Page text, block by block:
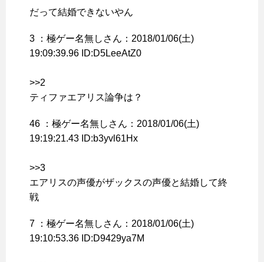
だって結婚できないやん
3 ： 極ゲー名無しさん ：2018/01/06(土)
19:09:39.96 ID:D5LeeAtZ0
>>2
ティファエアリス論争は？
46 ： 極ゲー名無しさん ：2018/01/06(土)
19:19:21.43 ID:b3yvl61Hx
>>3
エアリスの声優がザックスの声優と結婚して終
戦
7 ： 極ゲー名無しさん ：2018/01/06(土)
19:10:53.36 ID:D9429ya7M